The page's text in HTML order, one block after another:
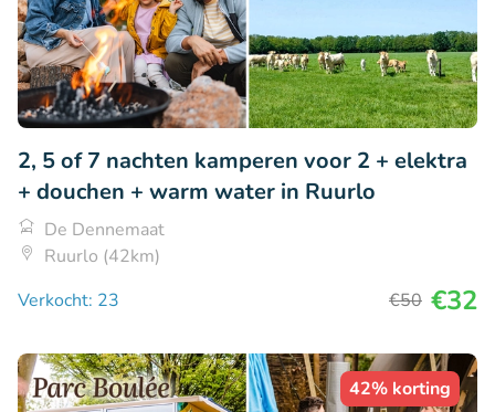
2, 5 of 7 nachten kamperen voor 2 + elektra
+ douchen + warm water in Ruurlo
De Dennemaat
Ruurlo (42km)
Verkocht: 23
€50 €32
42% korting